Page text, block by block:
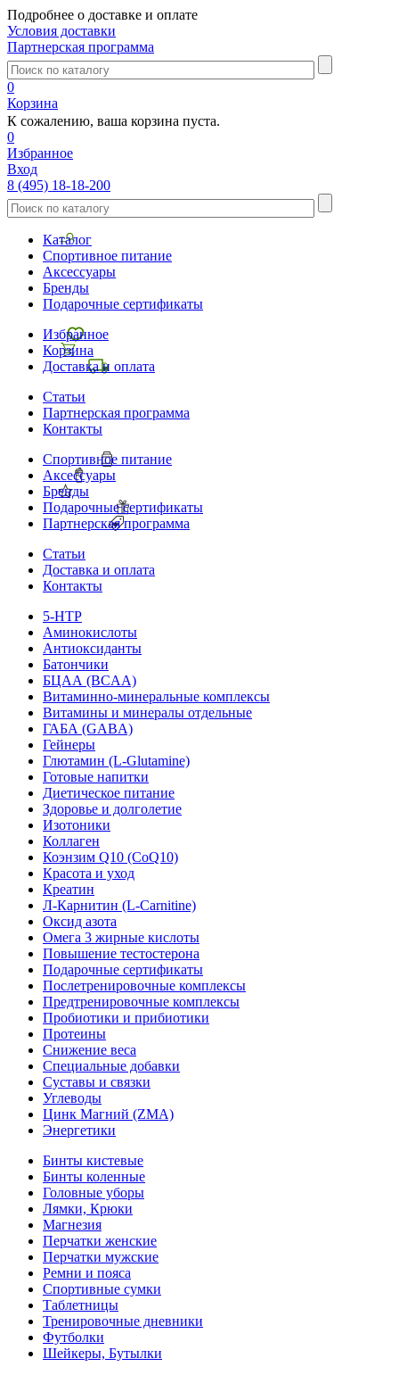
Подробнее о доставке и оплате
Условия доставки
Партнерская программа
0
Корзина
К сожалению, ваша корзина пуста.
0
Избранное
Вход
8 (495) 18-18-200
Каталог
Спортивное питание
Аксессуары
Бренды
Подарочные сертификаты
Избранное
Корзина
Доставка и оплата
Статьи
Партнерская программа
Контакты
Спортивное питание
Аксессуары
Бренды
Подарочные сертификаты
Партнерская программа
Статьи
Доставка и оплата
Контакты
5-HTP
Аминокислоты
Антиоксиданты
Батончики
БЦАА (BCAA)
Витаминно-минеральные комплексы
Витамины и минералы отдельные
ГАБА (GABA)
Гейнеры
Глютамин (L-Glutamine)
Готовые напитки
Диетическое питание
Здоровье и долголетие
Изотоники
Коллаген
Коэнзим Q10 (CoQ10)
Красота и уход
Креатин
Л-Карнитин (L-Сarnitine)
Оксид азота
Омега 3 жирные кислоты
Повышение тестостерона
Подарочные сертификаты
Послетренировочные комплексы
Предтренировочные комплексы
Пробиотики и прибиотики
Протеины
Снижение веса
Специальные добавки
Суставы и связки
Углеводы
Цинк Магний (ZMA)
Энергетики
Бинты кистевые
Бинты коленные
Головные уборы
Лямки, Крюки
Магнезия
Перчатки женские
Перчатки мужские
Ремни и пояса
Спортивные сумки
Таблетницы
Тренировочные дневники
Футболки
Шейкеры, Бутылки